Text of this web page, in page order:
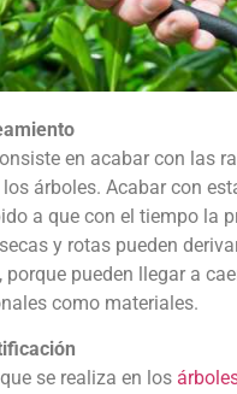
en acabar con las
árboles. Acabar con
a que con el tiempo la
y rotas pueden
pueden llegar a
como materiales.
se realiza en los